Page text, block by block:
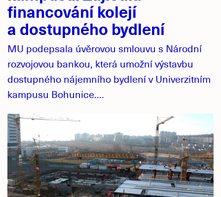
financování kolejí
a dostupného bydlení
MU podepsala úvěrovou smlouvu s Národní
rozvojovou bankou, která umožní výstavbu
dostupného nájemního bydlení v Univerzitním
kampusu Bohunice....